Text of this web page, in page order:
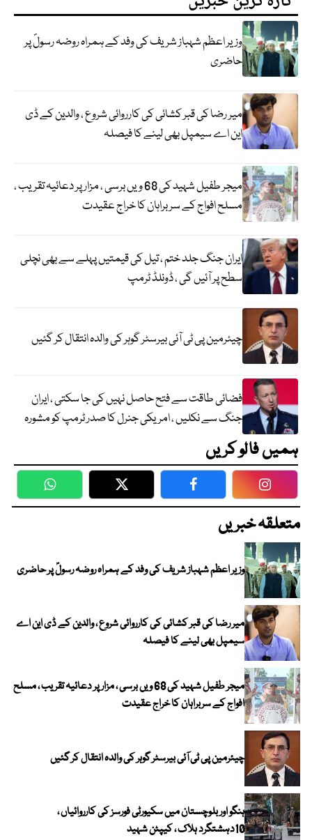
وزیر اعظم شہباز شریف کی وفد کے ہمراہ روضہ رسولؐ پر
حاضری
میر رضا کی قبر کشائی کی کارروائی شروع ، والدین کے ڈی
این اے سیمپل بھی لینے کا فیصلہ
میجر طفیل شہید کی 68 ویں برسی ، مزار پر دعائیہ تقریب ،
مسلح افواج کے سربراہان کا خراج عقیدت
ایران جنگ جلد ختم ، تیل کی قیمتیں پہلے سے بھی نچلی
سطح پر آئیں گی ، ڈونلڈ ٹرمپ
چیئرمین پی ٹی آئی بیرسٹر گوہر کی والدہ انتقال کر گئیں
فضائی طاقت سے فتح حاصل نہیں کی جا سکتی ، ایران
جنگ سے نکلیں ، امریکی جنرل کا صدر ٹرمپ کو مشورہ
ہمیں فالو کریں
WhatsApp Twitter Facebook
متعلقہ خبریں
وزیر اعظم شہباز شریف کی وفد کے ہمراہ روضہ رسولؐ پر حاضری
میر رضا کی قبر کشائی کی کارروائی شروع ، والدین کے ڈی این اے
سیمپل بھی لینے کا فیصلہ
میجر طفیل شہید کی 68 ویں برسی ، مزار پر دعائیہ تقریب ، مسلح
افواج کے سربراہان کا خراج عقیدت
چیئرمین پی ٹی آئی بیرسٹر گوہر کی والدہ انتقال کر گئیں
ہنگو اور بلوچستان میں سکیورٹی فورسز کی کارروائیاں ،
10دہشتگرد ہلاک ، کیپٹن شہید